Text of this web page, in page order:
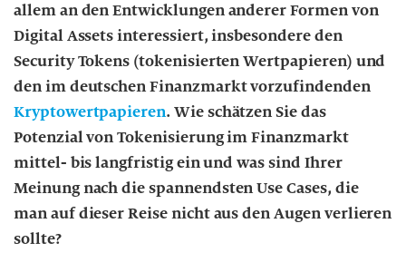
allem an den Entwicklungen anderer Formen von
Digital Assets interessiert, insbesondere den
Security Tokens (tokenisierten Wertpapieren) und
den im deutschen Finanzmarkt vorzufindenden
Kryptowertpapieren. Wie schätzen Sie das
Potenzial von Tokenisierung im Finanzmarkt
mittel- bis langfristig ein und was sind Ihrer
Meinung nach die spannendsten Use Cases, die
man auf dieser Reise nicht aus den Augen verlieren
sollte?